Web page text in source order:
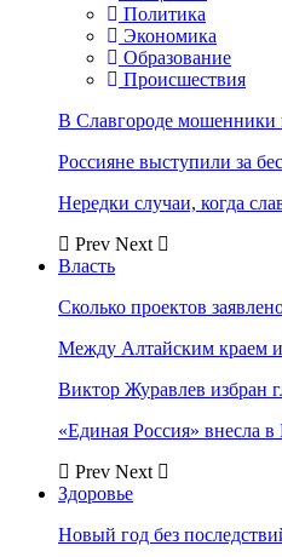
Политика
Экономика
Образование
Происшествия
В Славгороде мошенники
Россияне выступили за
Нередки случаи, когда
Prev Next
Власть
Сколько проектов
Между Алтайским краем
Виктор Журавлев избран
«Единая Россия» внесла
Prev Next
Здоровье
Новый год без